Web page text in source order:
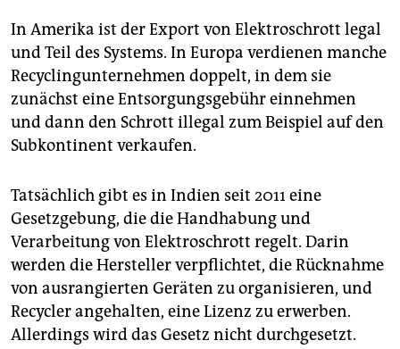
In Amerika ist der Export von Elektroschrott legal
und Teil des Systems. In Europa verdienen manche
Recyclingunternehmen doppelt, in dem sie
zunächst eine Entsorgungsgebühr einnehmen
und dann den Schrott illegal zum Beispiel auf den
Subkontinent verkaufen.
Tatsächlich gibt es in Indien seit 2011 eine
Gesetzgebung, die die Handhabung und
Verarbeitung von Elektroschrott regelt. Darin
werden die Hersteller verpflichtet, die Rücknahme
von ausrangierten Geräten zu organisieren, und
Recycler angehalten, eine Lizenz zu erwerben.
Allerdings wird das Gesetz nicht durchgesetzt.